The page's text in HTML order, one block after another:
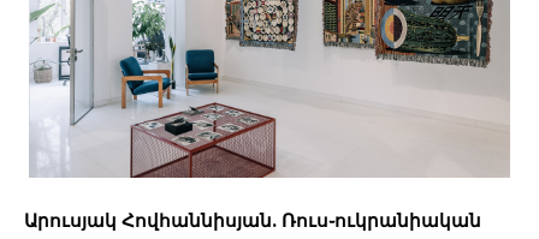
Արուսյակ Հովհաննիսյան. Ռուս֊ուկրանիական